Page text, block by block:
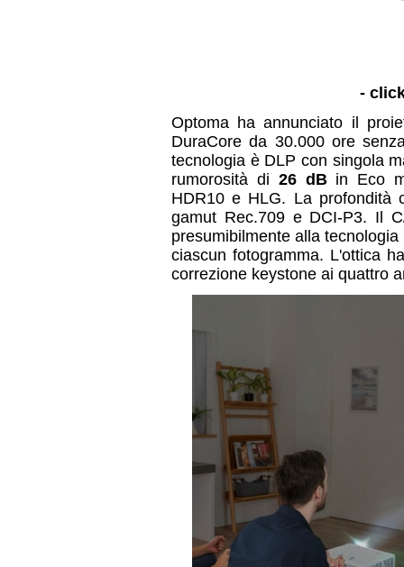
-
Optoma ha annunciato il
DuraCore da 30.000 ore
tecnologia è DLP con singola
rumorosità di 26 dB in Eco
HDR10 e HLG. La profondità
gamut Rec.709 e DCI-P3. Il
presumibilmente alla tecnologia
ciascun fotogramma. L'ottica
correzione keystone ai quattro